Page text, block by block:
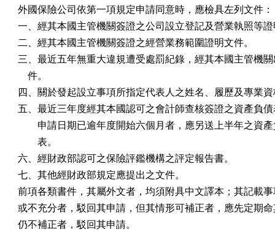
外國保險公司依第一項規定申請同意時，應檢具左列文件：
一、經其本國主管機關簽證之公司設立登記及營業執照等
二、經其本國主管機關簽證之經營業務範圍證明文件。
三、最近五年無重大違規遭受處罰紀錄，經其本國主管機
    件。
四、關於發起設立事項所指定代表人之姓名、履歷及專業
五、最近三年度經其本國認可之會計師查核簽證之資產負
申請日期已逾年度開始六個月者，應另送上半年之資產
表。
六、經財政部認可之保險評鑑機構之評定報告書。
七、其他經財政部規定應提出之文件。
前項各類書件，其屬外文者，均須附具中文譯本；其記載
或不充分者，駁回其申請，但其情形可補正者，應先定期